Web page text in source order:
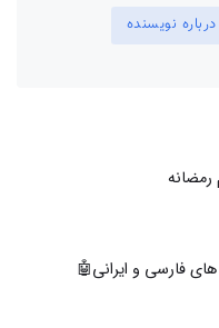
درباره نویسنده
فارسی و ایرانی🤖